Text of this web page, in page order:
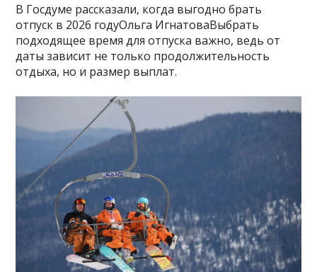
В Госдуме рассказали, когда выгодно брать
отпуск в 2026 годуОльга ИгнатоваВыбрать
подходящее время для отпуска важно, ведь от
даты зависит не только продолжительность
отдыха, но и размер выплат.